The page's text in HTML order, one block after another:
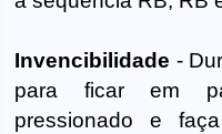
Invencibilidade -
para ficar em
pressionado e